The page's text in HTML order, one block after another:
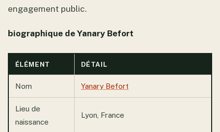
engagement public.
biographique de Yanary Befort
ÉLÉMENT DÉTAIL
Nom Yanary Befort
Lieu de
naissance
Lyon, France